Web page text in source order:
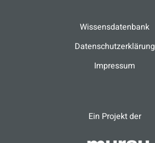
Wissensdatenbank
Datenschutzerklärung
Impressum
Ein Projekt der